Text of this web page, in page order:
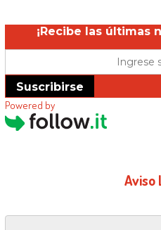
¡Recibe las últimas
Suscribirse
Powered by
Aviso